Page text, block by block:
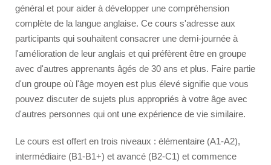
Activités Scolaires
Professeurs
Enseigner l'anglais
Équipe
Distinctions
général et pour aider à développer une compréhension
complète de la langue anglaise. Ce cours s'adresse aux
participants qui souhaitent consacrer une demi-journée à
l'amélioration de leur anglais et qui préfèrent être en groupe
avec d'autres apprenants âgés de 30 ans et plus. Faire partie
d'un groupe où l'âge moyen est plus élevé signifie que vous
pouvez discuter de sujets plus appropriés à votre âge avec
d'autres personnes qui ont une expérience de vie similaire.
Le cours est offert en trois niveaux : élémentaire (A1-A2),
intermédiaire (B1-B1+) et avancé (B2-C1) et commence